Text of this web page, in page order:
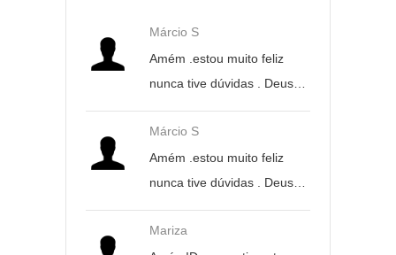
Márcio S
Amém .estou muito feliz
nunca tive dúvidas . Deus…
Márcio S
Amém .estou muito feliz
nunca tive dúvidas . Deus…
Mariza